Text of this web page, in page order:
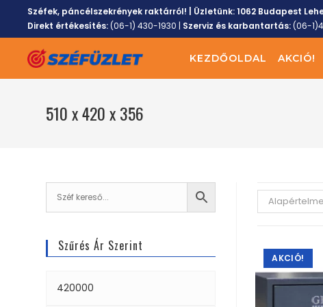
Széfek, páncélszekrények raktárról! | Üzletünk:1062 Budapest
Direkt értékesítés:(06-1) 430-1930 | Szerviz és karbantartás:(06-
KEZDŐOLDAL AKCIÓ!
510 x 420 x 356
AKCIÓ!
Szűrés Ár Szerint